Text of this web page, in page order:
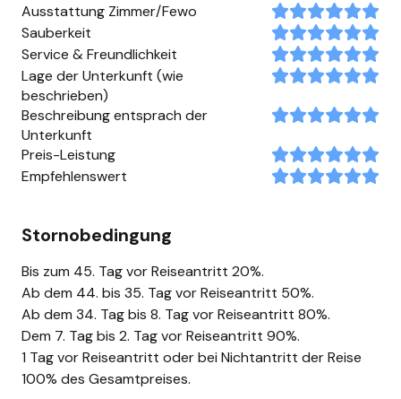
Ausstattung Zimmer/Fewo
Sauberkeit
Service & Freundlichkeit
Lage der Unterkunft (wie
beschrieben)
Beschreibung entsprach der
Unterkunft
Preis-Leistung
Empfehlenswert
Stornobedingung
Bis zum 45. Tag vor Reiseantritt 20%.
Ab dem 44. bis 35. Tag vor Reiseantritt 50%.
Ab dem 34. Tag bis 8. Tag vor Reiseantritt 80%.
Dem 7. Tag bis 2. Tag vor Reiseantritt 90%.
1 Tag vor Reiseantritt oder bei Nichtantritt der Reise
100% des Gesamtpreises.